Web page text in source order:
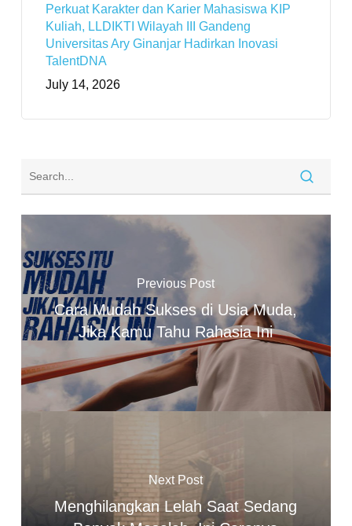
Perkuat Karakter dan Karier Mahasiswa KIP
Kuliah, LLDIKTI Wilayah III Gandeng
Universitas Ary Ginanjar Hadirkan Inovasi
TalentDNA
July 14, 2026
Previous Post
Cara Mudah Sukses di Usia Muda,
Jika Kamu Tahu Rahasia Ini
Next Post
Menghilangkan Lelah Saat Sedang